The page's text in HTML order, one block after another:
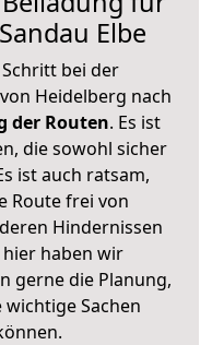
Elbe
bei der
Heidelberg nach
der Routen. Es ist
die sowohl sicher
ist auch ratsam,
Route frei von
Hindernissen
hier haben wir
gerne die Planung,
Sachen